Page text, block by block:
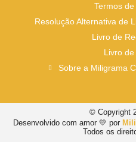
Termos
Resolução Alternativa de
Livro de
Livro
Sobre a Miligrama
© Copyright
Desenvolvido com amor 💛 por
Todos os